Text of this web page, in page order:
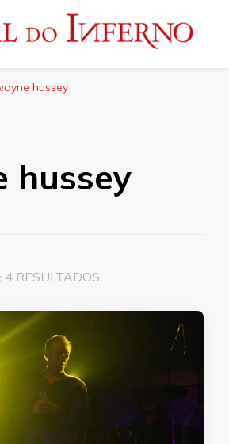
hussey
hussey
RESULTADOS